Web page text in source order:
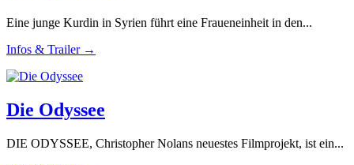
Eine junge Kurdin in Syrien führt eine Fraueneinheit in den...
Infos & Trailer →
Die Odyssee
DIE ODYSSEE, Christopher Nolans neuestes Filmprojekt, ist ein...